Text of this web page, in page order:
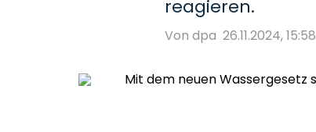
reagieren.
Von dpa 26.11.2024, 15:58